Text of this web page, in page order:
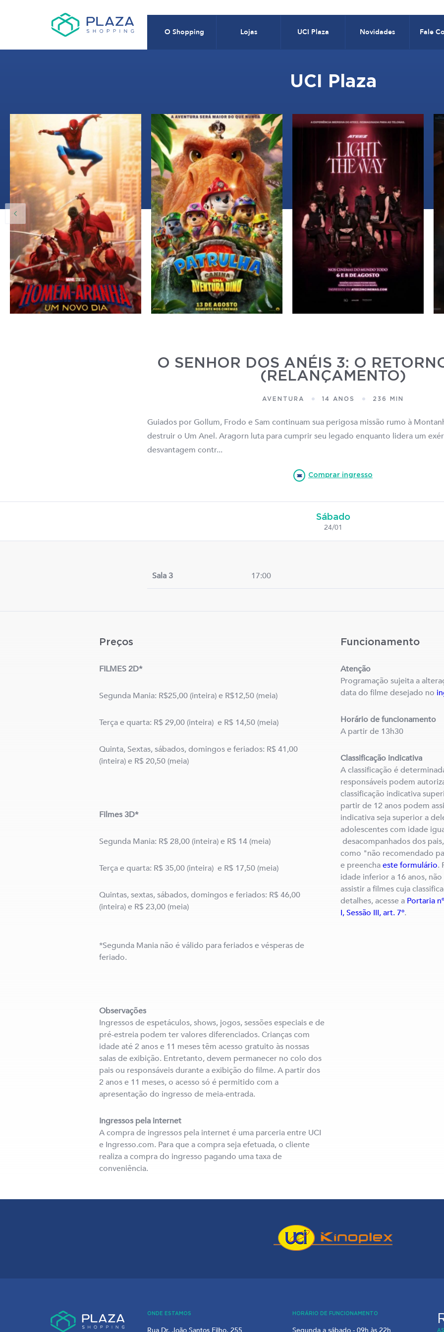
O Shopping Lojas UCI Plaza Novidades Fale
UCI Plaza
15:15, 18:10, 21:10 14:00 16:00
O SENHOR DOS ANÉIS 3: O
(RELANÇAMENTO)
AVENTURA 14 ANOS 236 MIN
Guiados por Gollum, Frodo e Sam continuam sua perigosa missão rumo à
destruir o Um Anel. Aragorn luta para cumprir seu legado enquanto lidera um
desvantagem contr...
Comprar ingresso
Sábado
24/01
Sala 3 17:00
Preços
FILMES 2D*
Segunda Mania: R$25,00 (inteira) e R$12,50 (meia)
Terça e quarta: R$ 29,00 (inteira) e R$ 14,50 (meia)
Quinta, Sextas, sábados, domingos e feriados: R$ 41,00
(inteira) e R$ 20,50 (meia)
Filmes 3D*
Segunda Mania: R$ 28,00 (inteira) e R$ 14 (meia)
Terça e quarta: R$ 35,00 (inteira) e R$ 17,50 (meia)
Quintas, sextas, sábados, domingos e feriados: R$ 46,00
(inteira) e R$ 23,00 (meia)
*Segunda Mania não é válido para feriados e vésperas de
feriado.
Observações
Ingressos de espetáculos, shows, jogos, sessões especiais e de
pré-estreia podem ter valores diferenciados. Crianças com
idade até 2 anos e 11 meses têm acesso gratuito às nossas
salas de exibição. Entretanto, devem permanecer no colo dos
pais ou responsáveis durante a exibição do filme. A partir dos
2 anos e 11 meses, o acesso só é permitido com a
apresentação do ingresso de meia-entrada.
Ingressos pela internet
A compra de ingressos pela internet é uma parceria entre UCI
e Ingresso.com. Para que a compra seja efetuada, o cliente
realiza a compra do ingresso pagando uma taxa de
conveniência.
Funcionamento
Atenção
Programação sujeita a
data do filme desejado no
Horário de funcionamento
A partir de 13h30
Classificação indicativa
A classificação é
responsáveis podem
classificação indicativa
partir de 12 anos podem
indicativa seja superior a
adolescentes com idade
desacompanhados dos
como "não recomendado
e preenchaeste formulário.
idade inferior a 16 anos,
assistir a filmes cuja
detalhes, acesse a Portaria
I, Sessão III, art. 7º.
ONDE ESTAMOS HORÁRIO DE FUNCIONAMENTO